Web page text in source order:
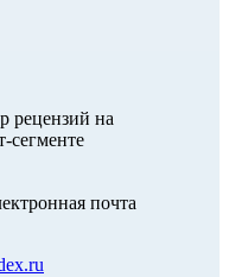
рецензий на
сегменте
почта